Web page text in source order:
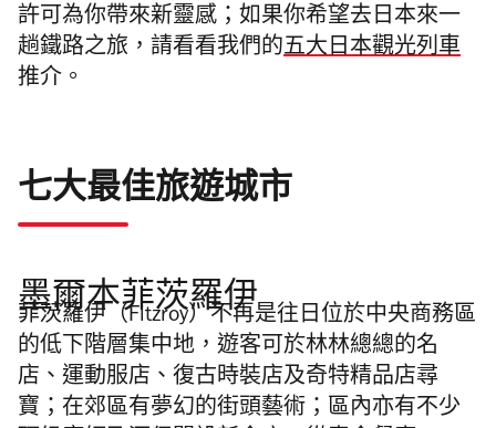
許可為你帶來新靈感；如果你希望去日本來一
趟鐵路之旅，請看看我們的五大日本觀光列車
推介。
七大最佳旅遊城市
墨爾本菲茨羅伊
菲茨羅伊（Fitzroy）不再是往日位於中央商務區
的低下階層集中地，遊客可於林林總總的名
店、運動服店、復古時裝店及奇特精品店尋
寶；在郊區有夢幻的街頭藝術；區內亦有不少